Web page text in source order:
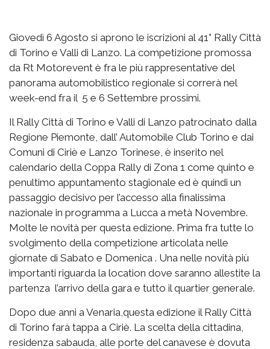
Giovedì 6 Agosto si aprono le iscrizioni al 41° Rally Città
di Torino e Valli di Lanzo. La competizione promossa
da Rt Motorevent è fra le più rappresentative del
panorama automobilistico regionale si correrà nel
week-end fra il 5 e 6 Settembre prossimi.
Il Rally Città di Torino e Valli di Lanzo patrocinato dalla
Regione Piemonte, dall’ Automobile Club Torino e dai
Comuni di Ciriè e Lanzo Torinese, è inserito nel
calendario della Coppa Rally di Zona 1 come quinto e
penultimo appuntamento stagionale ed è quindi un
passaggio decisivo per l’accesso alla finalissima
nazionale in programma a Lucca a metà Novembre.
Molte le novità per questa edizione. Prima fra tutte lo
svolgimento della competizione articolata nelle
giornate di Sabato e Domenica . Una nelle novità più
importanti riguarda la location dove saranno allestite la
partenza l’arrivo della gara e tutto il quartier generale.
Dopo due anni a Venaria,questa edizione il Rally Città
di Torino farà tappa a Ciriè. La scelta della cittadina,
residenza sabauda, alle porte del canavese è dovuta